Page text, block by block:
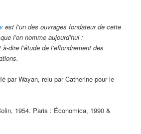
est l’un des ouvrages fondateur de cette
l’on nomme aujourd’hui :
dire l’étude de l’effondrement des
par Wayan, relu par Catherine pour le
1954. Paris : Économica, 1990 &